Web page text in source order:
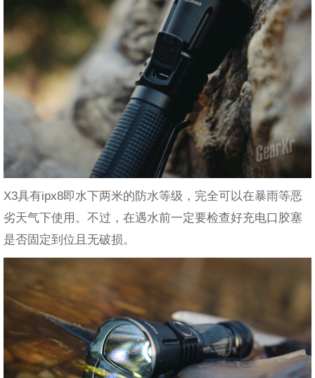
X3具有ipx8即水下两米的防水等级，完全可以在暴雨等恶
劣天气下使用。不过，在遇水前一定要检查好充电口胶塞
是否固定到位且无破损。